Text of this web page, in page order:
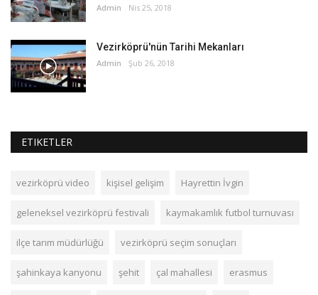
Admin Nis 25, 2018
Vezirköprü'nün Tarihi Mekanları
Admin Şub 26, 2018
ETIKETLER
vezirköprü video kişisel gelişim Hayrettin İvgin
geleneksel vezirköprü festivali kaymakamlık futbol turnuvası
ilçe tarım müdürlüğü vezirköprü seçim sonuçları
şahinkaya kanyonu şehit çal mahallesi erasmus